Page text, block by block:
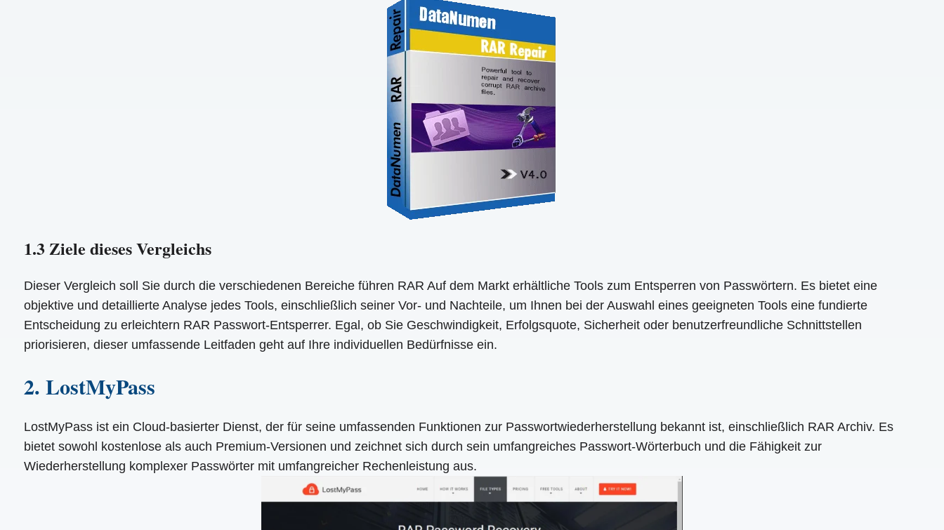
1.3 Ziele dieses Vergleichs
Dieser Vergleich soll Sie durch die verschiedenen Bereiche führen RAR Auf dem Markt erhältliche Tools zum Entsperren von Passwörtern. Es bietet eine
objektive und detaillierte Analyse jedes Tools, einschließlich seiner Vor- und Nachteile, um Ihnen bei der Auswahl eines geeigneten Tools eine fundierte
Entscheidung zu erleichtern RAR Passwort-Entsperrer. Egal, ob Sie Geschwindigkeit, Erfolgsquote, Sicherheit oder benutzerfreundliche Schnittstellen
priorisieren, dieser umfassende Leitfaden geht auf Ihre individuellen Bedürfnisse ein.
2. LostMyPass
LostMyPass ist ein Cloud-basierter Dienst, der für seine umfassenden Funktionen zur Passwortwiederherstellung bekannt ist, einschließlich RAR Archiv. Es
bietet sowohl kostenlose als auch Premium-Versionen und zeichnet sich durch sein umfangreiches Passwort-Wörterbuch und die Fähigkeit zur
Wiederherstellung komplexer Passwörter mit umfangreicher Rechenleistung aus.